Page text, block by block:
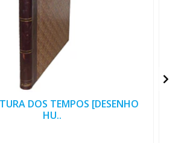
DOS TEMPOS [DESENHO
HU..